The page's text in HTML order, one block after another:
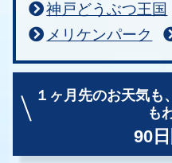
神戸どうぶつ王国
メリケンパーク
１ヶ月先のお天気も、
も
90